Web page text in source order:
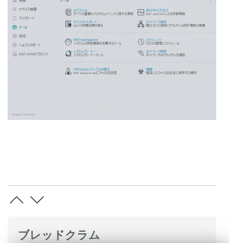
ブレッドクラム